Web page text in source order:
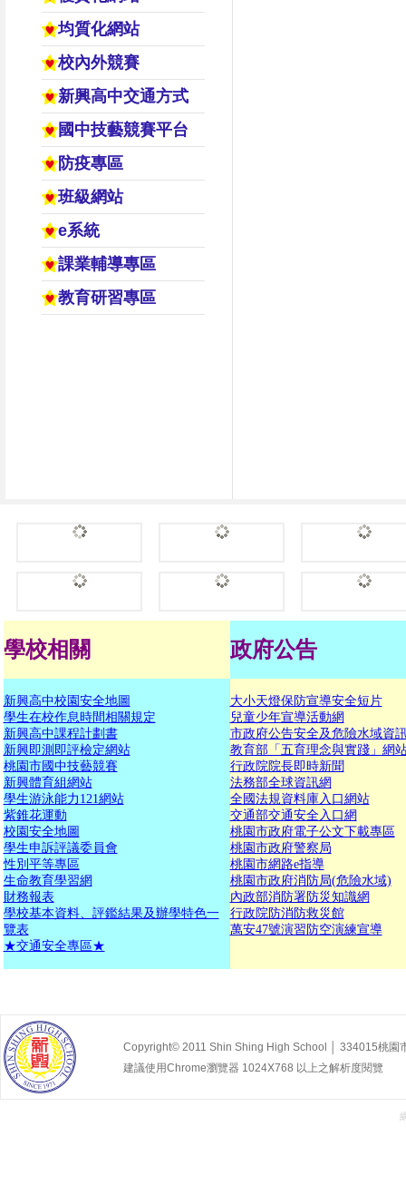
均質化網站
校內外競賽
新興高中交通方式
國中技藝競賽平台
防疫專區
班級網站
e系統
課業輔導專區
教育研習專區
學校相關 政府公告
新興高中校園安全地圖
學生在校作息時間相關規定
新興高中課程計劃書
新興即測即評檢定網站
桃園市國中技藝競賽
新興體育組網站
學生游泳能力121網站
紫錐花運動
校園安全地圖
學生申訴評議委員會
性別平等專區
生命教育學習網
財務報表
學校基本資料、評鑑結果及辦學特色一
覽表
★交通安全專區★
大小天燈保防宣導安全短片
兒童少年宣導活動網
市政府公告安全及危險水域資
教育部「五育理念與實踐」網
行政院院長即時新聞
法務部全球資訊網
全國法規資料庫入口網站
交通部交通安全入口網
桃園市政府電子公文下載專區
桃園市政府警察局
桃園市網路e指導
桃園市政府消防局(危險水域)
內政部消防署防災知識網
行政院防消防救災館
萬安47號演習防空演練宣導
Copyright© 2011 Shin Shing High School │ 334015桃
建議使用Chrome瀏覽器 1024X768 以上之解析度閱覽